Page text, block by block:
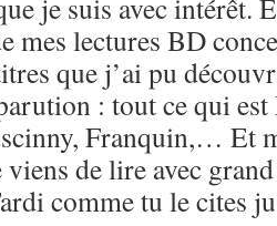
je suis avec intérêt.
mes lectures BD
que j’ai pu
: tout ce qui
Franquin,… Et
de lire avec
comme tu le cites